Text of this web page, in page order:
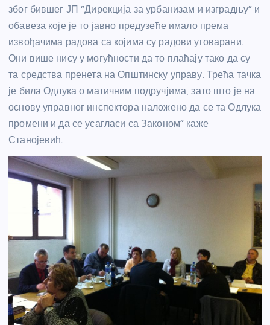
због бившег ЈП “Дирекција за урбанизам и изградњу” и
обавеза које је то јавно предузеће имало према
извођачима радова са којима су радови уговарани.
Они више нису у могућности да то плаћају тако да су
та средства пренета на Општинску управу. Трећа тачка
је била Одлука о матичним подручјима, зато што је на
основу управног инспектора наложено да се та Одлука
промени и да се усагласи са Законом” каже
Станојевић.